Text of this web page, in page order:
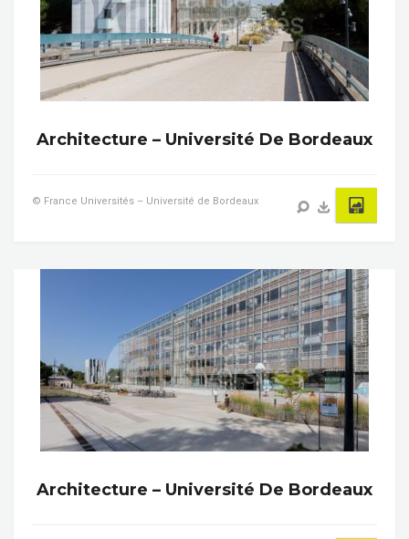
Architecture – Université De Bordeaux
© France Universités – Université de Bordeaux
Architecture – Université De Bordeaux